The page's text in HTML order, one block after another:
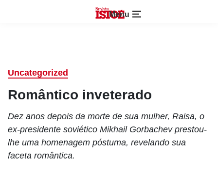
Menu
Uncategorized
Romântico inveterado
Dez anos depois da morte de sua mulher, Raisa, o
ex-presidente soviético Mikhail Gorbachev prestou-
lhe uma homenagem póstuma, revelando sua
faceta romântica.